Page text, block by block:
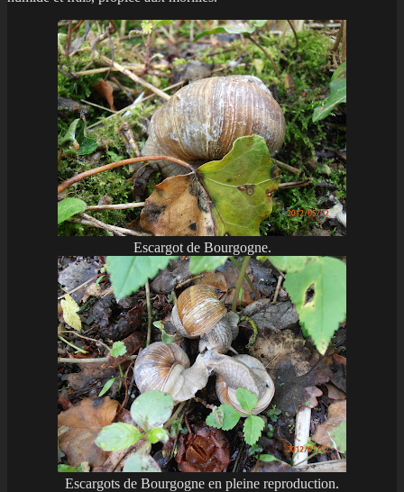
Escargot de Bourgogne.
Escargots de Bourgogne en pleine reproduction.